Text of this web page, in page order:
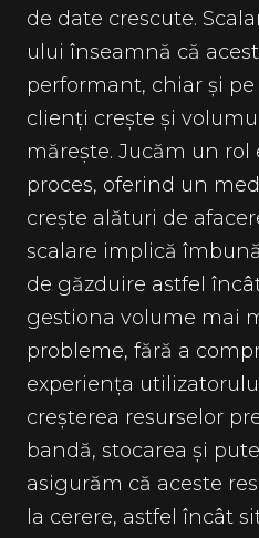
de date crescute.
ului înseamnă că
performant, chiar și
clienți crește și
mărește. Jucăm un
proces, oferind un
crește alături de
scalare implică
de găzduire astfel
gestiona volume mai
probleme, fără a
experiența
creșterea resurselor
bandă, stocarea și
asigurăm că aceste
la cerere, astfel încât